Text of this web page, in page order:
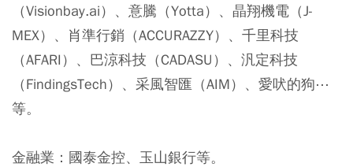
（Visionbay.ai）、意騰（Yotta）、晶翔機電（J-
MEX）、肖準行銷（ACCURAZZY）、千里科技
（AFARI）、巴涼科技（CADASU）、汎定科技
（FindingsTech）、采風智匯（AIM）、愛吠的狗⋯
等。
金融業： 國泰金控、玉山銀行等。